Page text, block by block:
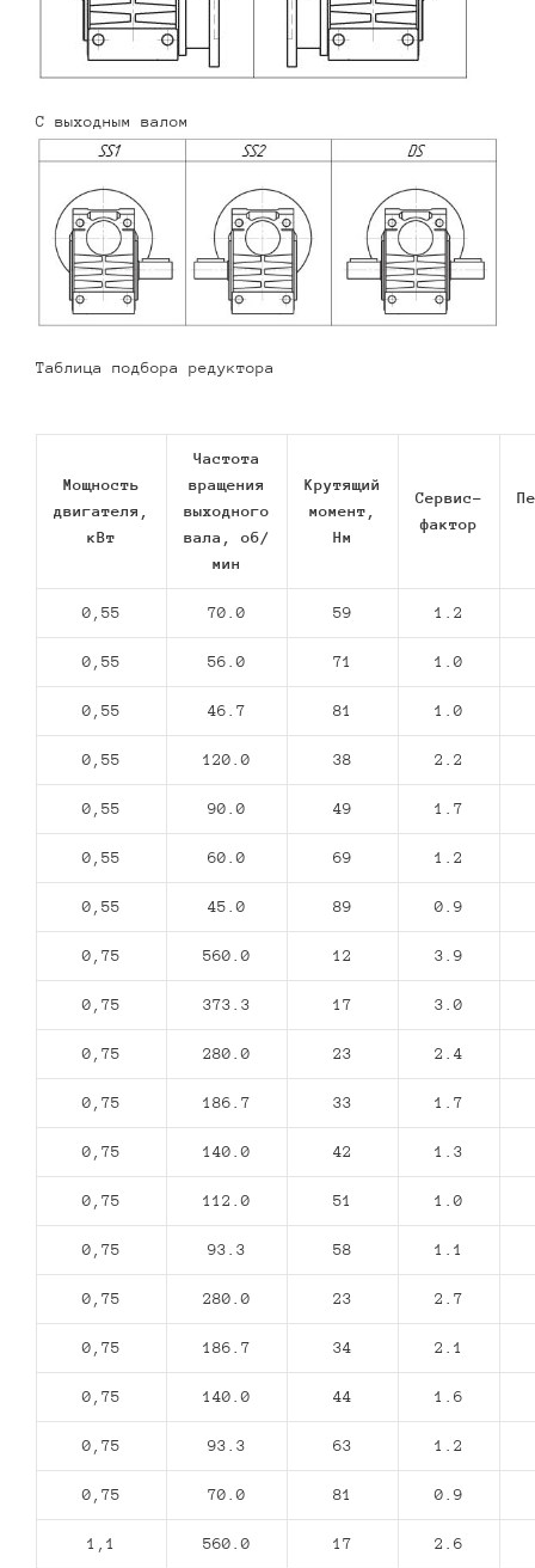
С выходным валом
Таблица подбора редуктора
Мощность
двигателя,
кВт
Частота
вращения
выходного
вала, об/
мин
Крутящий
момент,
Нм
Сервис-
фактор
0,55 70.0 59 1.2
0,55 56.0 71 1.0
0,55 46.7 81 1.0
0,55 120.0 38 2.2
0,55 90.0 49 1.7
0,55 60.0 69 1.2
0,55 45.0 89 0.9
0,75 560.0 12 3.9
0,75 373.3 17 3.0
0,75 280.0 23 2.4
0,75 186.7 33 1.7
0,75 140.0 42 1.3
0,75 112.0 51 1.0
0,75 93.3 58 1.1
0,75 280.0 23 2.7
0,75 186.7 34 2.1
0,75 140.0 44 1.6
0,75 93.3 63 1.2
0,75 70.0 81 0.9
1,1 560.0 17 2.6